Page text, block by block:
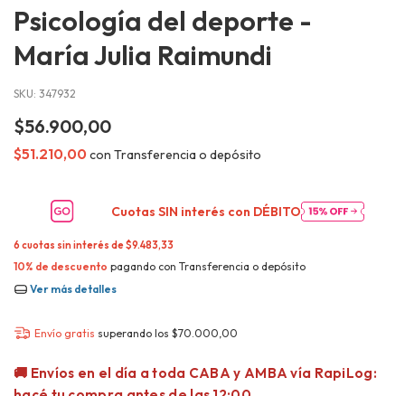
Psicología del deporte -
María Julia Raimundi
SKU: 347932
$56.900,00
$51.210,00 con Transferencia o depósito
Cuotas SIN interés con DÉBITO
6 cuotas sin interés de$9.483,33
10% de descuento pagando con Transferencia o depósito
Ver más detalles
Envío gratis superando los $70.000,00